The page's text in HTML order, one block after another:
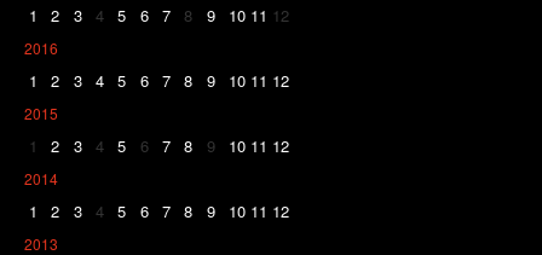
1 2 3 4 5 6 7 8 9 10 11 12
2016
1 2 3 4 5 6 7 8 9 10 11 12
2015
1 2 3 4 5 6 7 8 9 10 11 12
2014
1 2 3 4 5 6 7 8 9 10 11 12
2013